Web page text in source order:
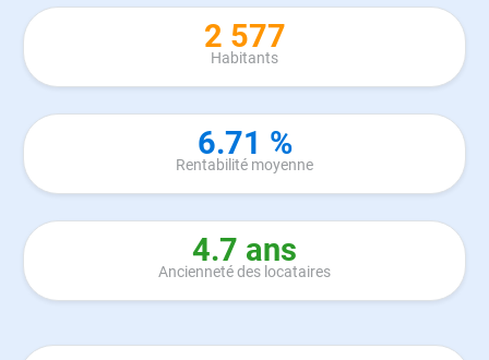
2 577
Habitants
6.71 %
Rentabilité moyenne
4.7 ans
Ancienneté des locataires